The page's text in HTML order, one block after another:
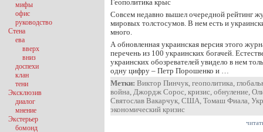
Геополитика крыс
Совсем недавно вышел очередной рейтинг
мировых толстосумов. В нем есть и
много.
А обновленная украинская версия этого
перечень из 100 украинских богачей.
украинских обозревателей увидело в нем
одну цифру – Петр Порошенко и …
Метки: Виктор Пинчук, геополитика,
война, Джордж Сорос, кризис, обнуление,
Святослав Вакарчук, США, Томаш Фиала,
экономический кризис
мифы
офис
руководство
Стена
ева
вверх
вниз
доспехи
клан
тени
Эксклюзив
диалог
мнение
Экстерьер
бомонд